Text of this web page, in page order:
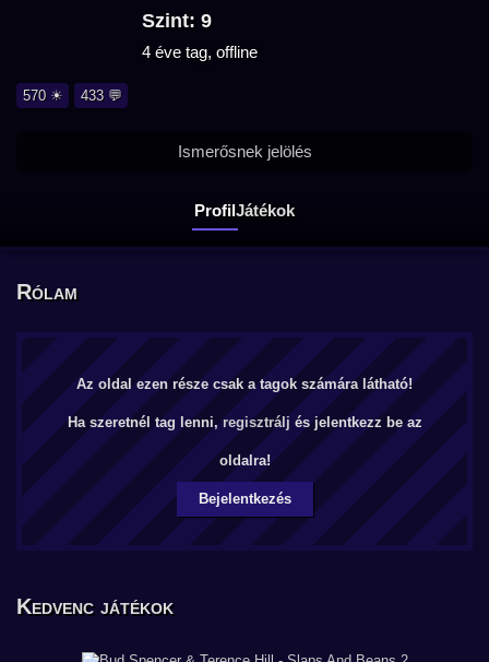
Szint: 9
4 éve tag, offline
570 ☀ 433 💬
ProfilJátékok
Ismerősnek jelölés
Rólam
Az oldal ezen része csak a tagok számára látható!
Ha szeretnél tag lenni, regisztrálj és jelentkezz be az
oldalra!
Bejelentkezés
Kedvenc játékok